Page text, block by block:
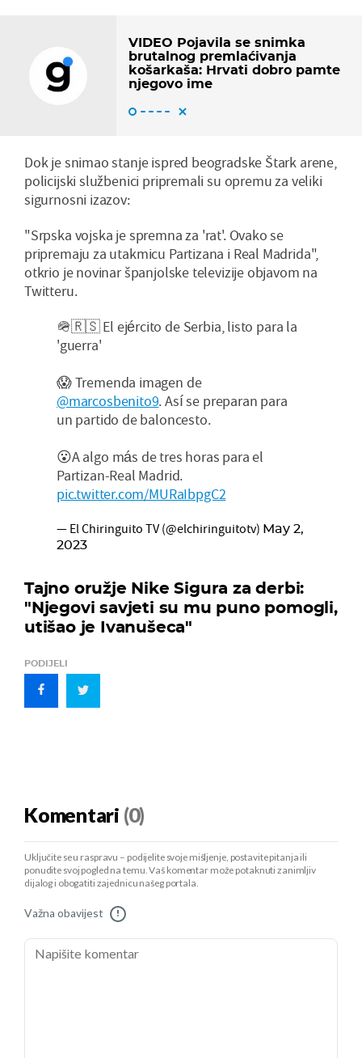
VIDEO Pojavila se snimka
brutalnog premlaćivanja
košarkaša: Hrvati dobro pamte
njegovo ime
Dok je snimao stanje ispred beogradske Štark arene,
policijski službenici pripremali su opremu za veliki
sigurnosni izazov:
"Srpska vojska je spremna za 'rat'. Ovako se
pripremaju za utakmicu Partizana i Real Madrida",
otkrio je novinar španjolske televizije objavom na
Twitteru.
🪖🇷🇸 El ejército de Serbia, listo para la
'guerra'
😱 Tremenda imagen de
@marcosbenito9. Así se preparan para
un partido de baloncesto.
😮A algo más de tres horas para el
Partizan-Real Madrid.
pic.twitter.com/MURaIbpgC2
— El Chiringuito TV (@elchiringuitotv) May 2,
2023
Tajno oružje Nike Sigura za derbi:
"Njegovi savjeti su mu puno pomogli,
utišao je Ivanušeca"
PODIJELI
Komentari (0)
Uključite se u raspravu – podijelite svoje mišljenje, postavite pitanja ili
ponudite svoj pogled na temu. Vaš komentar može potaknuti zanimljiv
dijalog i obogatiti zajednicu našeg portala.
Važna obavijest !